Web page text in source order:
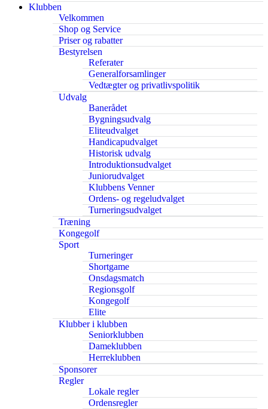
Klubben
Velkommen
Shop og Service
Priser og rabatter
Bestyrelsen
Referater
Generalforsamlinger
Vedtægter og privatlivspolitik
Udvalg
Banerådet
Bygningsudvalg
Eliteudvalget
Handicapudvalget
Historisk udvalg
Introduktionsudvalget
Juniorudvalget
Klubbens Venner
Ordens- og regeludvalget
Turneringsudvalget
Træning
Kongegolf
Sport
Turneringer
Shortgame
Onsdagsmatch
Regionsgolf
Kongegolf
Elite
Klubber i klubben
Seniorklubben
Dameklubben
Herreklubben
Sponsorer
Regler
Lokale regler
Ordensregler